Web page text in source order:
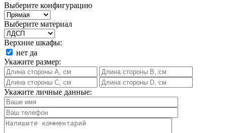
Выберите конфигурацию
Выберите материал
Верхние шкафы:
нет да
Укажите размер:
Укажите личные данные: